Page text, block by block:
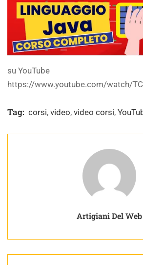
su YouTube
https://www.youtube.com/watch/
Tag: corsi, video, video corsi,
Artigiani Del Web